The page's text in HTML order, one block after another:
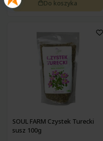
Pokrzywa
Propolis
Resweratrol
Różeniec górski
Szafran
Suplementy złożone
Tulsi
Waleriana
Zdrowa żywność na
Zdrowa żywność na
Zdrowa żywność na
Do koszyka
SOUL FARM Czystek Turecki
susz 100g